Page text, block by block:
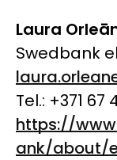
Laura
Swedbank
Tel.: +371 67
https://
ank/about/